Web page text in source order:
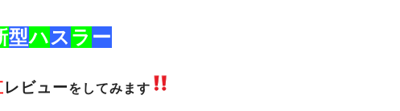
型ハス ラ ー
レビューをしてみます